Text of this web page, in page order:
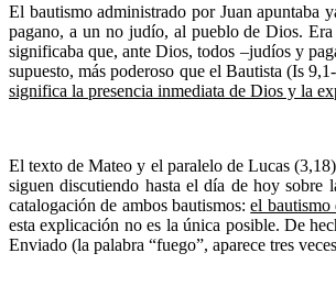
El bautismo administrado por Juan apuntaba
pagano, a un no judío, al pueblo de Dios.
significaba que, ante Dios, todos –judíos y
supuesto, más poderoso que el Bautista (Is
significa la presencia inmediata de Dios y la
El texto de Mateo y el paralelo de Lucas
siguen discutiendo hasta el día de hoy
catalogación de ambos bautismos:el bautismo
esta explicación no es la única posible. De
Enviado (la palabra “fuego”, aparece tres